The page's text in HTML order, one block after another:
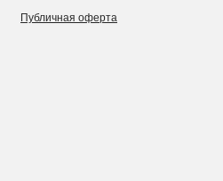
Публичная оферта